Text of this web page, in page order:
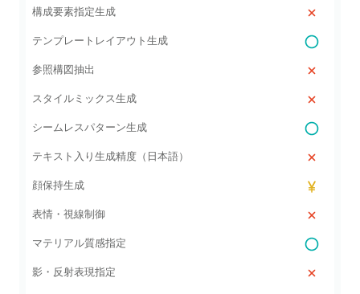
構成要素指定生成
テンプレートレイアウト生成
参照構図抽出
スタイルミックス生成
シームレスパターン生成
テキスト入り生成精度（日本語）
顔保持生成
表情・視線制御
マテリアル質感指定
影・反射表現指定